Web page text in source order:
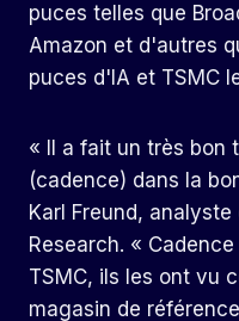
puces telles que
Amazon et d'autres
puces d'IA et TSMC
« Il a fait un très bon
(cadence) dans la
Karl Freund, analyste
Research. «
TSMC, ils les ont vu
magasin de